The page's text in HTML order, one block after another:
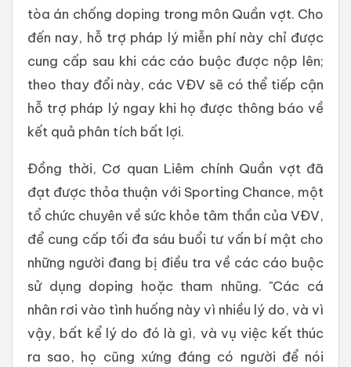
tòa án chống doping trong môn Quần vợt. Cho
đến nay, hỗ trợ pháp lý miễn phí này chỉ được
cung cấp sau khi các cáo buộc được nộp lên;
theo thay đổi này, các VĐV sẽ có thể tiếp cận
hỗ trợ pháp lý ngay khi họ được thông báo về
kết quả phân tích bất lợi.
Đồng thời, Cơ quan Liêm chính Quần vợt đã
đạt được thỏa thuận với Sporting Chance, một
tổ chức chuyên về sức khỏe tâm thần của VĐV,
để cung cấp tối đa sáu buổi tư vấn bí mật cho
những người đang bị điều tra về các cáo buộc
sử dụng doping hoặc tham nhũng. "Các cá
nhân rơi vào tình huống này vì nhiều lý do, và vì
vậy, bất kể lý do đó là gì, và vụ việc kết thúc
ra sao, họ cũng xứng đáng có người để nói